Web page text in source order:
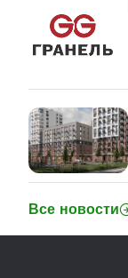
Все новости